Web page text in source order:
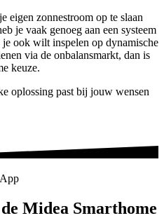
eigen zonnestroom op te slaan
je vaak genoeg aan een systeem
ook wilt inspelen op dynamische
via de onbalansmarkt, dan is
keuze.
oplossing past bij jouw wensen
Midea Smarthome